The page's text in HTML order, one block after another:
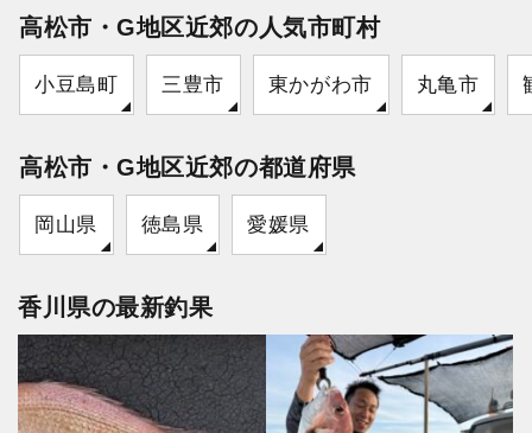
高松市・G地区近郊の人気市町村
小豆島町 三豊市 東かがわ市 丸亀市
高松市・G地区近郊の都道府県
岡山県 徳島県 愛媛県
香川県の最新釣果